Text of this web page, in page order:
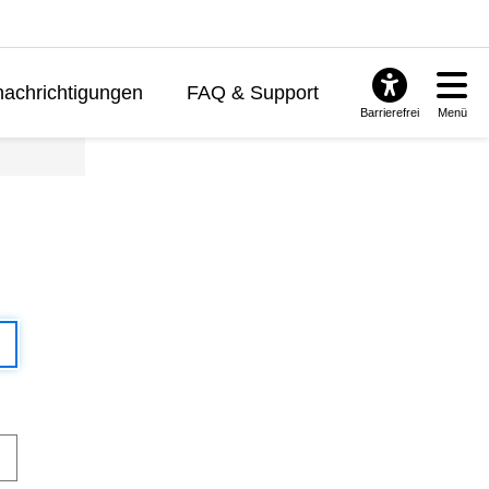
FAQ & Support
Barrierefrei Menü